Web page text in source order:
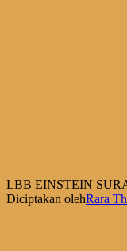
LBB EINSTEIN
Diciptakan olehRara